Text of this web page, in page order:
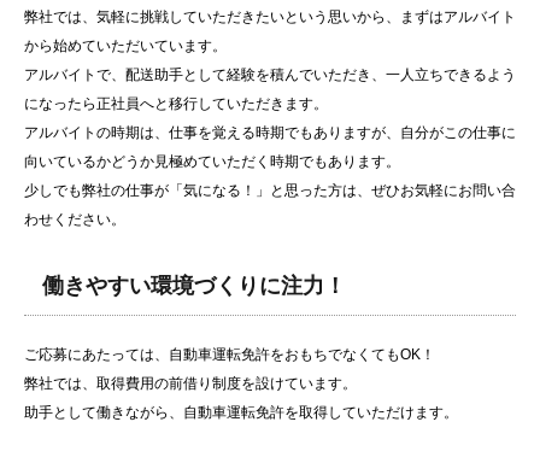
弊社では、気軽に挑戦していただきたいという思いから、まずはアルバイト
から始めていただいています。
アルバイトで、配送助手として経験を積んでいただき、一人立ちできるよう
になったら正社員へと移行していただきます。
アルバイトの時期は、仕事を覚える時期でもありますが、自分がこの仕事に
向いているかどうか見極めていただく時期でもあります。
少しでも弊社の仕事が「気になる！」と思った方は、ぜひお気軽にお問い合
わせください。
働きやすい環境づくりに注力！
ご応募にあたっては、自動車運転免許をおもちでなくてもOK！
弊社では、取得費用の前借り制度を設けています。
助手として働きながら、自動車運転免許を取得していただけます。